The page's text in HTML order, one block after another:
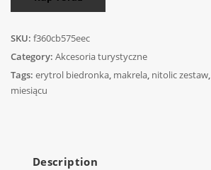
SKU: f360cb575eec
Category: Akcesoria turystyczne
Tags: erytrol biedronka, makrela, nitolic zestaw,
miesiącu
Description